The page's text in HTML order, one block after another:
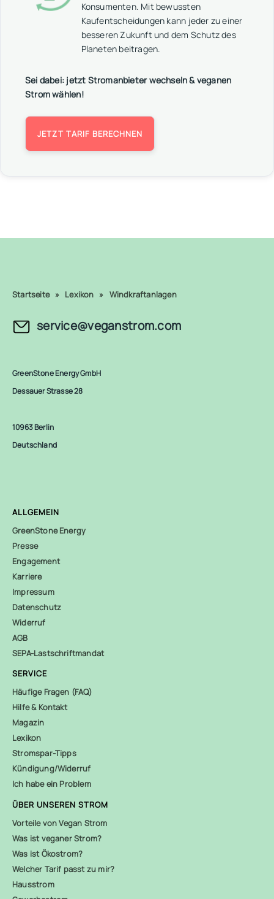
Konsumenten. Mit bewussten
Kaufentscheidungen kann jeder zu einer
besseren Zukunft und dem Schutz des
Planeten beitragen.
Sei dabei: jetzt Stromanbieter wechseln & veganen
Strom wählen!
JETZT TARIF BERECHNEN
Startseite » Lexikon » Windkraftanlagen
service@veganstrom.com
GreenStone Energy GmbH
Dessauer Strasse 28
10963 Berlin
Deutschland
ALLGEMEIN
GreenStone Energy
Presse
Engagement
Karriere
Impressum
Datenschutz
Widerruf
AGB
SEPA-Lastschriftmandat
SERVICE
Häufige Fragen (FAQ)
Hilfe & Kontakt
Magazin
Lexikon
Stromspar-Tipps
Kündigung/Widerruf
Ich habe ein Problem
ÜBER UNSEREN STROM
Vorteile von Vegan Strom
Was ist veganer Strom?
Was ist Ökostrom?
Welcher Tarif passt zu mir?
Hausstrom